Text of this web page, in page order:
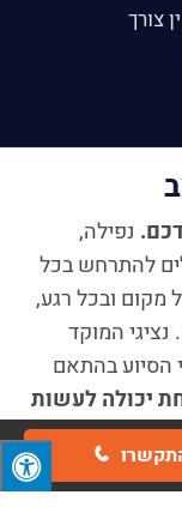
נפילה,
להתרחש בכל
מקום ובכל רגע,
בלחיצה אחת למוקד מבצעי הפעיל 24/7. נציגי המוקד
הסיוע בהתאם
יכולה לעשות